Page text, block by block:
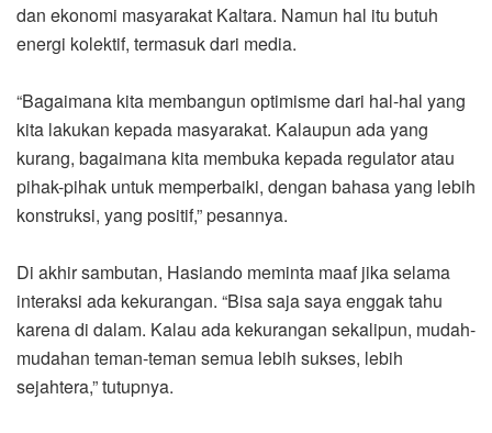
dan ekonomi masyarakat Kaltara. Namun hal itu butuh
energi kolektif, termasuk dari media.
“Bagaimana kita membangun optimisme dari hal-hal yang
kita lakukan kepada masyarakat. Kalaupun ada yang
kurang, bagaimana kita membuka kepada regulator atau
pihak-pihak untuk memperbaiki, dengan bahasa yang lebih
konstruksi, yang positif,” pesannya.
Di akhir sambutan, Hasiando meminta maaf jika selama
interaksi ada kekurangan. “Bisa saja saya enggak tahu
karena di dalam. Kalau ada kekurangan sekalipun, mudah-
mudahan teman-teman semua lebih sukses, lebih
sejahtera,” tutupnya.